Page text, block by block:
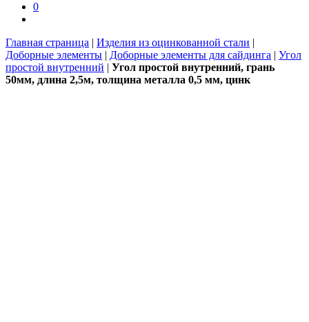
0
Главная страница | Изделия из оцинкованной стали |
Доборные элементы | Доборные элементы для сайдинга | Угол
простой внутренний | Угол простой внутренний, грань
50мм, длина 2,5м, толщина металла 0,5 мм, цинк